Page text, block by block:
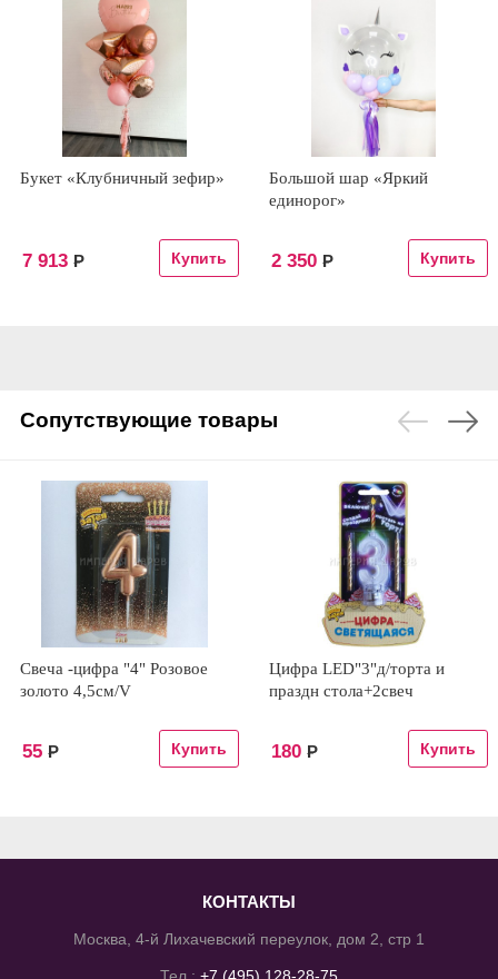
Букет «Клубничный зефир»
7 913 Р
Большой шар «Яркий
единорог»
2 350 Р
Сопутствующие товары
Свеча -цифра "4" Розовое
золото 4,5см/V
55 Р
Цифра LED"3"д/торта и
праздн стола+2свеч
180 Р
КОНТАКТЫ
Москва, 4-й Лихачевский переулок, дом 2, стр 1